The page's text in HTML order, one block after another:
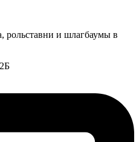
рольставни и шлагбаумы в